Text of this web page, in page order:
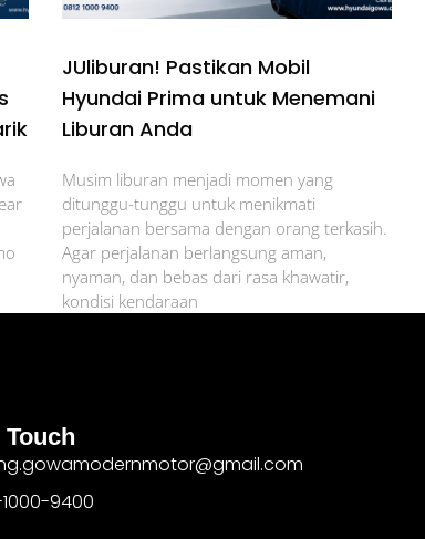
JUliburan! Pastikan Mobil
Hyundai Prima untuk Menemani
Liburan Anda
Musim liburan menjadi momen yang
ditunggu-tunggu untuk menikmati
perjalanan bersama dengan orang terkasih.
Agar perjalanan berlangsung aman,
nyaman, dan bebas dari rasa khawatir,
kondisi kendaraan
Touch
9400